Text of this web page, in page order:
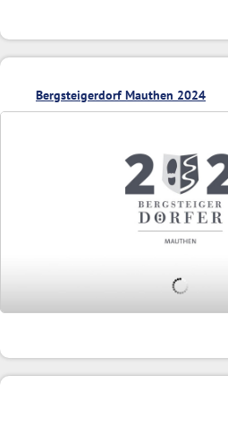
Bergsteigerdorf Mauthen 2024